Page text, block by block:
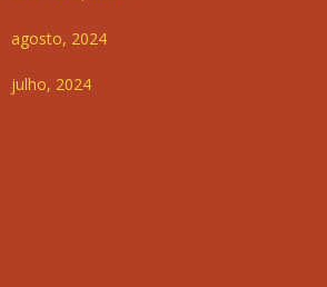
agosto, 2024
julho, 2024